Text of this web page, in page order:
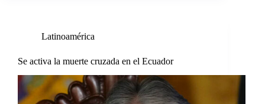
Latinoamérica
Se activa la muerte cruzada en el Ecuador